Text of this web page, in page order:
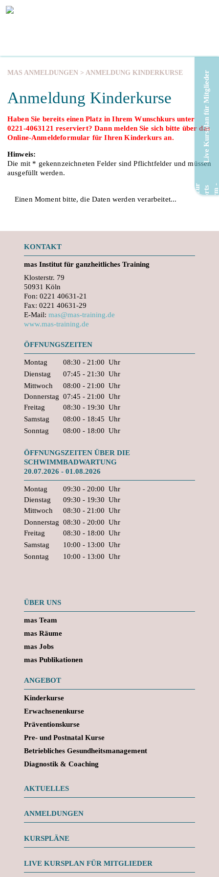
MAS ANMELDUNGEN > ANMELDUNG KINDERKURSE
Anmeldung Kinderkurse
Haben Sie bereits einen Platz in Ihrem Wunschkurs unter
0221-4063121 reserviert? Dann melden Sie sich bitte über das
Online-Anmeldeformular für Ihren Kinderkurs an.
Hinweis:
Die mit * gekennzeichneten Felder sind Pflichtfelder und müssen
ausgefüllt werden.
Einen Moment bitte, die Daten werden verarbeitet...
KONTAKT
mas Institut für ganzheitliches Training
Klosterstr. 79
50931 Köln
Fon: 0221 40631-21
Fax: 0221 40631-29
E-Mail: mas@mas-training.de
www.mas-training.de
ÖFFNUNGSZEITEN
Montag 08:30 - 21:00 Uhr
Dienstag
07:45 - 21:30 Uhr
Mittwoch
08:00 - 21:00 Uhr
Donnerstag 07:45 - 21:00 Uhr
Freitag
08:30 - 19:30 Uhr
Samstag
08:00 - 18:45 Uhr
Sonntag
08:00 - 18:00 Uhr
ÖFFNUNGSZEITEN ÜBER DIE
SCHWIMMBADWARTUNG
20.07.2026 - 01.08.2026
Montag 09:30 - 20:00 Uhr
Dienstag
09:30 - 19:30 Uhr
Mittwoch
08:30 - 21:00 Uhr
Donnerstag 08:30 - 20:00 Uhr
Freitag
08:30 - 18:00 Uhr
Samstag
10:00 - 13:00 Uhr
Sonntag
10:00 - 13:00 Uhr
ÜBER UNS
mas Team
mas Räume
mas Jobs
mas Publikationen
ANGEBOT
Kinderkurse
Erwachsenenkurse
Präventionskurse
Pre- und Postnatal Kurse
Betriebliches Gesundheitsmanagement
Diagnostik & Coaching
AKTUELLES
ANMELDUNGEN
KURSPLÄNE
LIVE KURSPLAN FÜR MITGLIEDER
Live Kursplan für Mitglieder